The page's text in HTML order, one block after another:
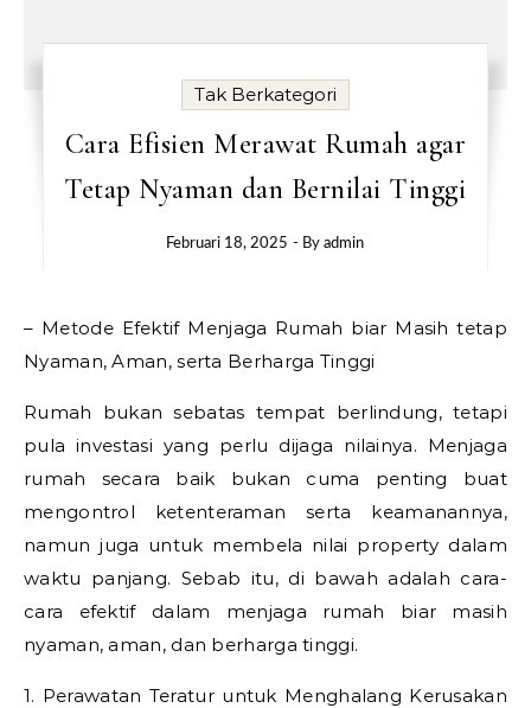
Tak Berkategori
Cara Efisien Merawat Rumah agar
Tetap Nyaman dan Bernilai Tinggi
Februari 18, 2025 - Byadmin
– Metode Efektif Menjaga Rumah biar Masih tetap
Nyaman, Aman, serta Berharga Tinggi
Rumah bukan sebatas tempat berlindung, tetapi
pula investasi yang perlu dijaga nilainya. Menjaga
rumah secara baik bukan cuma penting buat
mengontrol ketenteraman serta keamanannya,
namun juga untuk membela nilai property dalam
waktu panjang. Sebab itu, di bawah adalah cara-
cara efektif dalam menjaga rumah biar masih
nyaman, aman, dan berharga tinggi.
1. Perawatan Teratur untuk Menghalang Kerusakan